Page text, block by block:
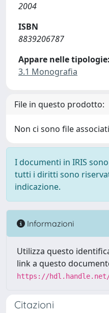
2004
ISBN
8839206787
Appare nelle tipologie:
3.1 Monografia
File in questo prodotto:
Non ci sono file
I documenti in IRIS
tutti i diritti sono
indicazione.
Informazioni
Utilizza questo
link a questo
https://hdl.handle.net/
Citazioni